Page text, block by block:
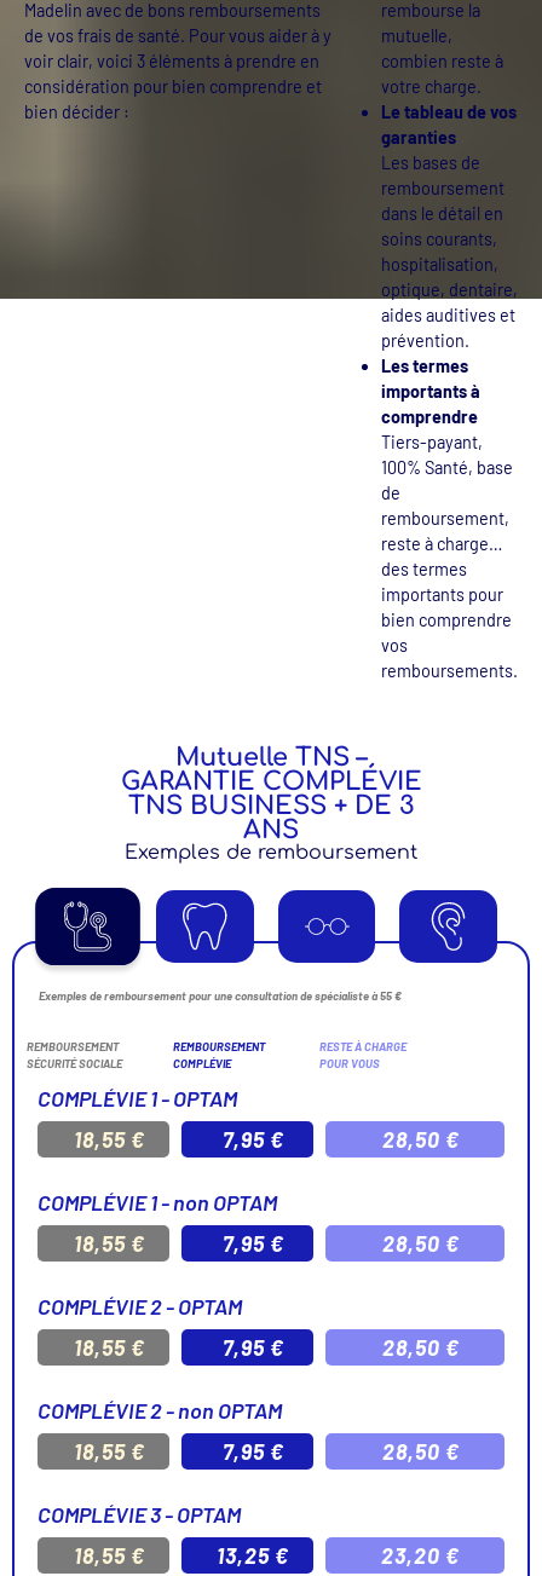
Madelin avec de bons remboursements
de vos frais de santé. Pour vous aider à y
voir clair, voici 3 éléments à prendre en
considération pour bien comprendre et
bien décider :
rembourse la
mutuelle,
combien reste à
votre charge.
Le tableau de vos
garanties
Les bases de
remboursement
dans le détail en
soins courants,
hospitalisation,
optique, dentaire,
aides auditives et
prévention.
Les termes
importants à
comprendre
Tiers-payant,
100% Santé, base
de
remboursement,
reste à charge…
des termes
importants pour
bien comprendre
vos
remboursements.
Mutuelle TNS –
GARANTIE COMPLÉVIE
TNS BUSINESS + DE 3
ANS
Exemples de remboursement
Exemples de remboursement pour une consultation de spécialiste à 55 €
REMBOURSEMENT
SÉCURITÉ SOCIALE
REMBOURSEMENT
COMPLÉVIE
RESTE À CHARGE
POUR VOUS
COMPLÉVIE 1 - OPTAM
18,55 €
7,95 € 28,50 €
COMPLÉVIE 1 - non OPTAM
18,55 €
7,95 € 28,50 €
COMPLÉVIE 2 - OPTAM
18,55 €
7,95 € 28,50 €
COMPLÉVIE 2 - non OPTAM
18,55 €
7,95 € 28,50 €
COMPLÉVIE 3 - OPTAM
18,55 €
13,25 € 23,20 €